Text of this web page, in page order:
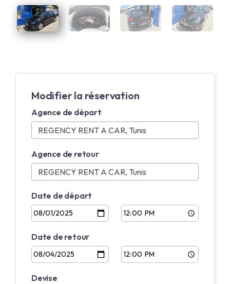
Modifier la réservation
Agence de départ
Agence de retour
Date de départ
Date de retour
Devise